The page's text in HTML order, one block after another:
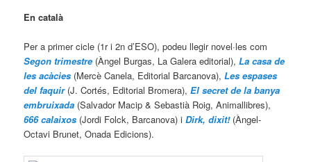
En català
Per a primer cicle (1r i 2n d’ESO), podeu llegir novel·les com
Segon trimestre(Àngel Burgas, La Galera editorial),La casa de
les acàcies (Mercè Canela, Editorial Barcanova),Les espases
del faquir(J. Cortés, Editorial Bromera),El secret de la banya
embruixada (Salvador Macip & Sebastià Roig, Animallibres),
666 calaixos (Jordi Folck, Barcanova) iDirk, dixit!(Àngel-
Octavi Brunet, Onada Edicions).